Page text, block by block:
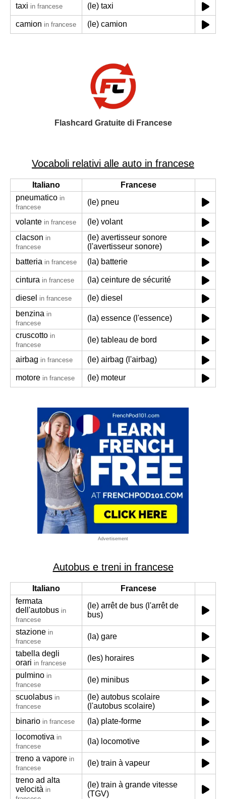
taxi in francese (le) taxi
camion in francese (le) camion
Flashcard Gratuite di Francese
Vocaboli relativi alle auto in francese
Italiano
Francese
pneumatico in
francese
(le) pneu
volante in francese
(le) volant
clacson in
francese
(le) avertisseur sonore
(l'avertisseur sonore)
batteria in francese (la) batterie
cintura in francese (la) ceinture de sécurité
diesel in francese
(le) diesel
benzina in
francese
(la) essence (l'essence)
cruscotto in
francese
(le) tableau de bord
airbag in francese (le) airbag (l'airbag)
motore in francese (le) moteur
Advertisement
Autobus e treni in francese
Italiano
Francese
fermata
dell'autobus in
francese
(le) arrêt de bus (l'arrêt de
bus)
stazione in
francese
(la) gare
tabella degli
orari in francese
(les) horaires
pulmino in
francese
(le) minibus
scuolabus in
francese
(le) autobus scolaire
(l'autobus scolaire)
binario in francese
(la) plate-forme
locomotiva in
francese
(la) locomotive
treno a vapore in
francese
(le) train à vapeur
treno ad alta
velocità in
(le) train à grande vitesse
(TGV)